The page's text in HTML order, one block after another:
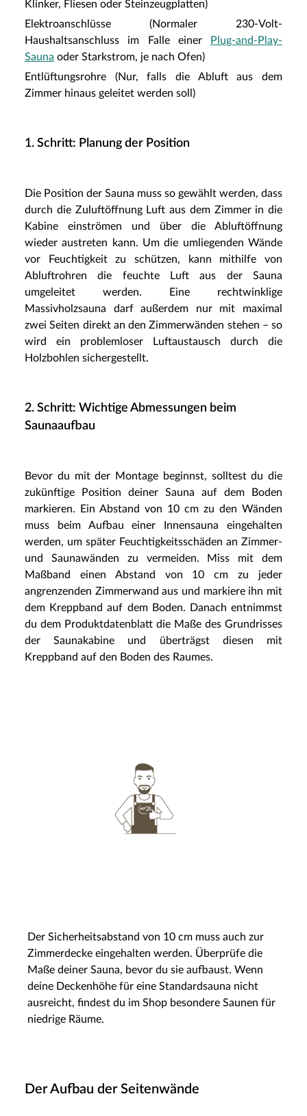
Klinker, Fliesen oder Steinzeugplatten)
Elektroanschlüsse (Normaler 230-Volt-
Haushaltsanschluss im Falle einer Plug-and-Play-
Sauna oder Starkstrom, je nach Ofen)
Entlüftungsrohre (Nur, falls die Abluft aus dem
Zimmer hinaus geleitet werden soll)
1. Schritt: Planung der Position
Die Position der Sauna muss so gewählt werden, dass
durch die Zuluftöffnung Luft aus dem Zimmer in die
Kabine einströmen und über die Abluftöffnung
wieder austreten kann. Um die umliegenden Wände
vor Feuchtigkeit zu schützen, kann mithilfe von
Abluftrohren die feuchte Luft aus der Sauna
umgeleitet werden. Eine rechtwinklige
Massivholzsauna darf außerdem nur mit maximal
zwei Seiten direkt an den Zimmerwänden stehen – so
wird ein problemloser Luftaustausch durch die
Holzbohlen sichergestellt.
2. Schritt: Wichtige Abmessungen beim
Saunaaufbau
Bevor du mit der Montage beginnst, solltest du die
zukünftige Position deiner Sauna auf dem Boden
markieren. Ein Abstand von 10 cm zu den Wänden
muss beim Aufbau einer Innensauna eingehalten
werden, um später Feuchtigkeitsschäden an Zimmer-
und Saunawänden zu vermeiden. Miss mit dem
Maßband einen Abstand von 10 cm zu jeder
angrenzenden Zimmerwand aus und markiere ihn mit
dem Kreppband auf dem Boden. Danach entnimmst
du dem Produktdatenblatt die Maße des Grundrisses
der Saunakabine und überträgst diesen mit
Kreppband auf den Boden des Raumes.
Der Sicherheitsabstand von 10 cm muss auch zur
Zimmerdecke eingehalten werden. Überprüfe die
Maße deiner Sauna, bevor du sie aufbaust. Wenn
deine Deckenhöhe für eine Standardsauna nicht
ausreicht, findest du im Shop besondere Saunen für
niedrige Räume.
Der Aufbau der Seitenwände